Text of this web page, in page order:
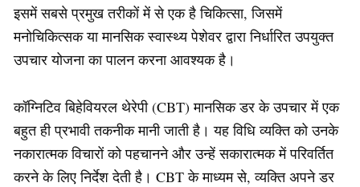
इसमें सबसे प्रमुख तरीकों में से एक है चिकित्सा, जिसमें
मनोचिकित्सक या मानसिक स्वास्थ्य पेशेवर द्वारा निर्धारित उपयुक्त
उपचार योजना का पालन करना आवश्यक है।
कॉग्निटिव बिहेवियरल थेरेपी (CBT) मानसिक डर के उपचार में एक
बहुत ही प्रभावी तकनीक मानी जाती है। यह विधि व्यक्ति को उनके
नकारात्मक विचारों को पहचानने और उन्हें सकारात्मक में परिवर्तित
करने के लिए निर्देश देती है। CBT के माध्यम से, व्यक्ति अपने डर